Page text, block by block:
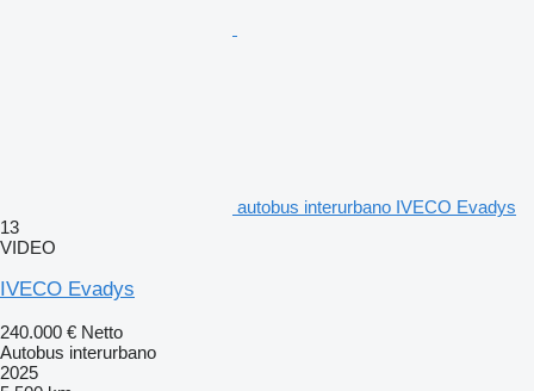
autobus interurbano IVECO Evadys
13
VIDEO
IVECO Evadys
240.000 € Netto
Autobus interurbano
2025